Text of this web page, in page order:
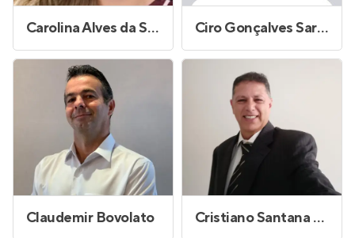
Carolina Alves da Silva Andrade Ciro Gonçalves Sarrea
Claudemir Bovolato Cristiano Santana Reis